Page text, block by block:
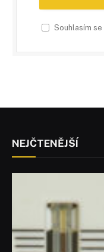
Souhlasím se
NEJČTENĚJŠÍ